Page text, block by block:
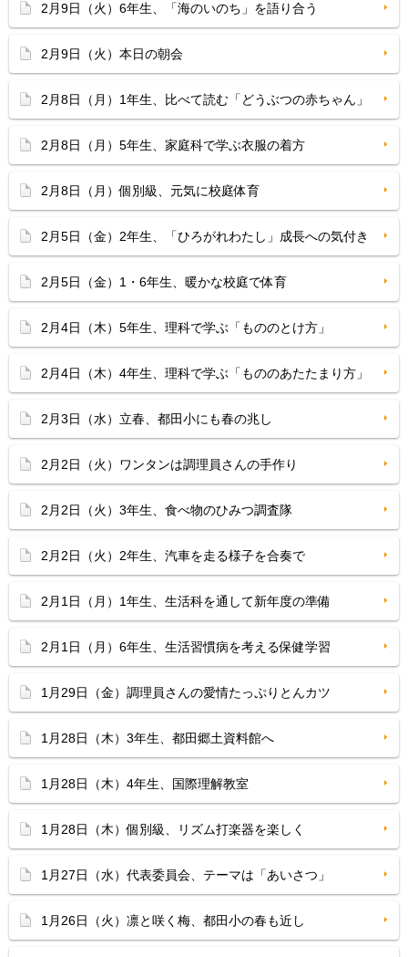
2月9日（火）6年生、「海のいのち」を語り合う
2月9日（火）本日の朝会
2月8日（月）1年生、比べて読む「どうぶつの赤ちゃん」
2月8日（月）5年生、家庭科で学ぶ衣服の着方
2月8日（月）個別級、元気に校庭体育
2月5日（金）2年生、「ひろがれわたし」成長への気付き
2月5日（金）1・6年生、暖かな校庭で体育
2月4日（木）5年生、理科で学ぶ「もののとけ方」
2月4日（木）4年生、理科で学ぶ「もののあたたまり方」
2月3日（水）立春、都田小にも春の兆し
2月2日（火）ワンタンは調理員さんの手作り
2月2日（火）3年生、食べ物のひみつ調査隊
2月2日（火）2年生、汽車を走る様子を合奏で
2月1日（月）1年生、生活科を通して新年度の準備
2月1日（月）6年生、生活習慣病を考える保健学習
1月29日（金）調理員さんの愛情たっぷりとんカツ
1月28日（木）3年生、都田郷土資料館へ
1月28日（木）4年生、国際理解教室
1月28日（木）個別級、リズム打楽器を楽しく
1月27日（水）代表委員会、テーマは「あいさつ」
1月26日（火）凛と咲く梅、都田小の春も近し